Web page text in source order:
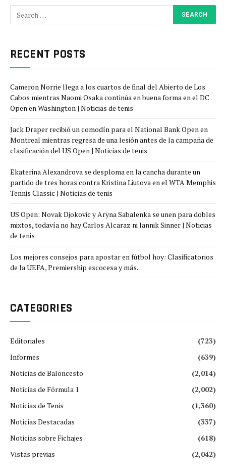
RECENT POSTS
Cameron Norrie llega a los cuartos de final del Abierto de Los
Cabos mientras Naomi Osaka continúa en buena forma en el DC
Open en Washington | Noticias de tenis
Jack Draper recibió un comodín para el National Bank Open en
Montreal mientras regresa de una lesión antes de la campaña de
clasificación del US Open | Noticias de tenis
Ekaterina Alexandrova se desploma en la cancha durante un
partido de tres horas contra Kristina Liutova en el WTA Memphis
Tennis Classic | Noticias de tenis
US Open: Novak Djokovic y Aryna Sabalenka se unen para dobles
mixtos, todavía no hay Carlos Alcaraz ni Jannik Sinner | Noticias
de tenis
Los mejores consejos para apostar en fútbol hoy: Clasificatorios
de la UEFA, Premiership escocesa y más.
CATEGORIES
Editoriales
(723)
Informes
(639)
Noticias de Baloncesto
(2,014)
Noticias de Fórmula 1
(2,002)
Noticias de Tenis
(1,360)
Noticias Destacadas
(337)
Noticias sobre Fichajes
(618)
Vistas previas
(2,042)